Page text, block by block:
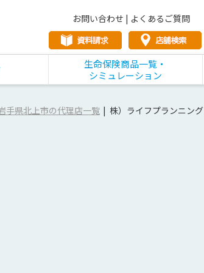
お問い合わせ | よくあるご質問
生命保険商品一覧・
シミュレーション
手県北上市の代理店一覧 株）ライフプランニング